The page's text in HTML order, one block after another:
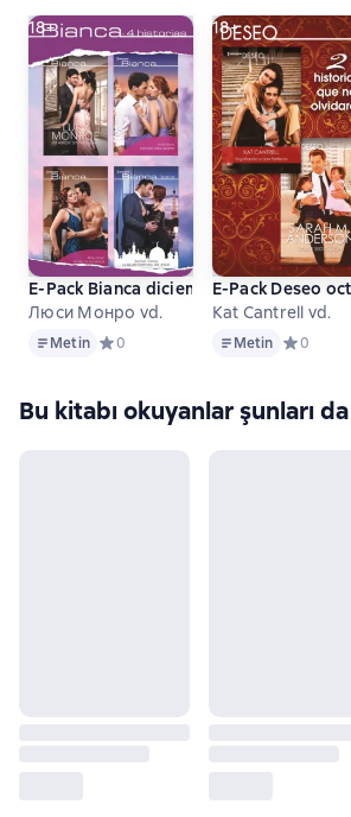
18+
E-Pack Bianca diciembre 2018
Люси Монро vd.
MetinMetin Средний рейтинг 0 на основе 0
0
18+
E-Pack Deseo
Kat Cantrell vd.
MetinMetin Средний
0
Bu kitabı okuyanlar şunları